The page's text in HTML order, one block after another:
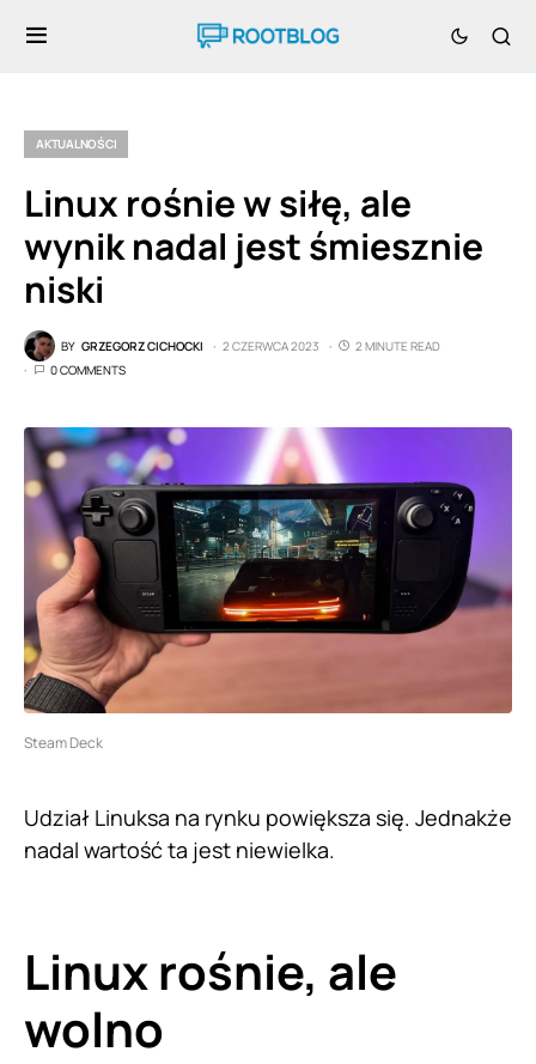
AKTUALNOŚCI
Linux rośnie w siłę, ale
wynik nadal jest śmiesznie
niski
BY GRZEGORZ CICHOCKI 2 CZERWCA 2023
2 MINUTE READ
0 COMMENTS
Steam Deck
Udział Linuksa na rynku powiększa się. Jednakże
nadal wartość ta jest niewielka.
Linux rośnie, ale
wolno